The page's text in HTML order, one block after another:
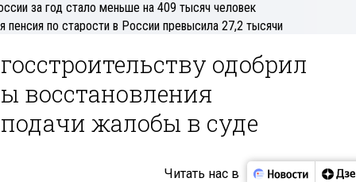
за год стало меньше на 409 тысяч человек
пенсия по старости в России превысила 27,2 тысячи
одобрил
восстановления
жалобы в суде
Читать нас в